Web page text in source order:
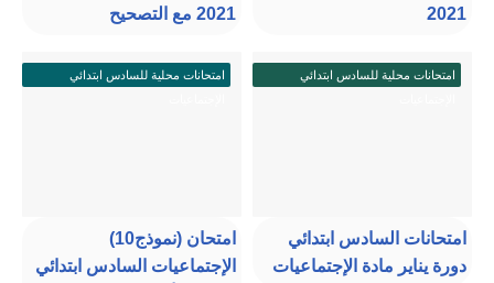
2021
2021 مع التصحيح
امتحانات محلية للسادس ابتدائي
امتحانات السادس ابتدائي
دورة يناير مادة الإجتماعيات
امتحانات محلية للسادس ابتدائي
امتحان (نموذج10)
الإجتماعيات السادس ابتدائي